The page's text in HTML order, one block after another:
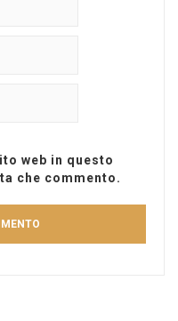
web in questo
che commento.